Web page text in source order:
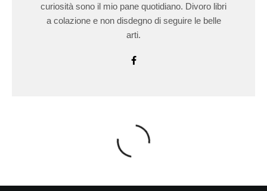
curiosità sono il mio pane quotidiano. Divoro libri
a colazione e non disdegno di seguire le belle
arti.